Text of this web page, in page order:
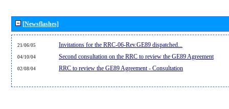
[Newsflashes]
21/06/05 Invitations for the RRC-06-Rev.GE89 dispatched...
04/10/04 Second consultation on the RRC to review the GE89 Agreement
02/08/04 RRC to review the GE89 Agreement - Consultation